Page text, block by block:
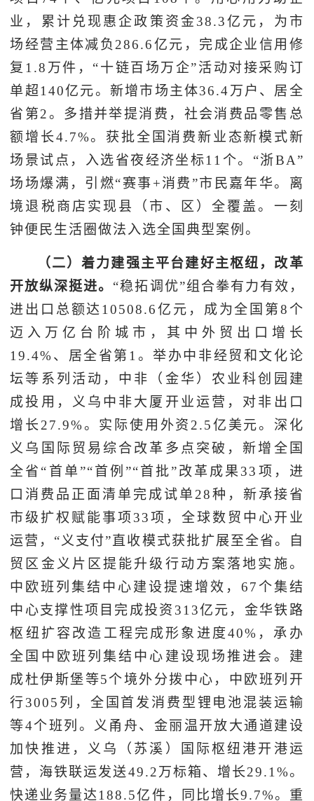
业，累计兑现惠企政策资金38.3亿元，为市
场经营主体减负286.6亿元，完成企业信用修
复1.8万件，“十链百场万企”活动对接采购订
单超140亿元。新增市场主体36.4万户、居全
省第2。多措并举提消费，社会消费品零售总
额增长4.7%。获批全国消费新业态新模式新
场景试点，入选省夜经济坐标11个。“浙BA”
场场爆满，引燃“赛事+消费”市民嘉年华。离
境退税商店实现县（市、区）全覆盖。一刻
钟便民生活圈做法入选全国典型案例。
（二）着力建强主平台建好主枢纽，改革
开放纵深挺进。 “稳拓调优”组合拳有力有效，
进出口总额达10508.6亿元，成为全国第8个
迈入万亿台阶城市，其中外贸出口增长
19.4%、居全省第1。举办中非经贸和文化论
坛等系列活动，中非（金华）农业科创园建
成投用，义乌中非大厦开业运营，对非出口
增长27.9%。实际使用外资2.5亿美元。深化
义乌国际贸易综合改革多点突破，新增全国
全省“首单”“首例”“首批”改革成果33项，进
口消费品正面清单完成试单28种，新承接省
市级扩权赋能事项33项，全球数贸中心开业
运营，“义支付”直收模式获批扩展至全省。自
贸区金义片区提能升级行动方案落地实施。
中欧班列集结中心建设提速增效，67个集结
中心支撑性项目完成投资313亿元，金华铁路
枢纽扩容改造工程完成形象进度40%，承办
全国中欧班列集结中心建设现场推进会。建
成杜伊斯堡等5个境外分拨中心，中欧班列开
行3005列，全国首发消费型锂电池混装运输
等4个班列。义甬舟、金丽温开放大通道建设
加快推进，义乌（苏溪）国际枢纽港开港运
营，海铁联运发送49.2万标箱、增长29.1%。
快递业务量达188.5亿件，同比增长9.7%。重